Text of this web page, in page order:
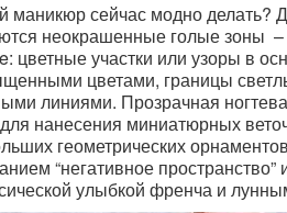
маникюр сейчас модно делать?
неокрашенные голые зоны
цветные участки или узоры в
цветами, границы
линиями. Прозрачная
нанесения миниатюрных
геометрических
“негативное
улыбкой френча и